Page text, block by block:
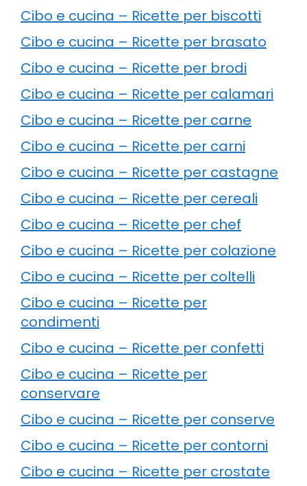
Cibo e cucina – Ricette per biscotti
Cibo e cucina – Ricette per brasato
Cibo e cucina – Ricette per brodi
Cibo e cucina – Ricette per calamari
Cibo e cucina – Ricette per carne
Cibo e cucina – Ricette per carni
Cibo e cucina – Ricette per castagne
Cibo e cucina – Ricette per cereali
Cibo e cucina – Ricette per chef
Cibo e cucina – Ricette per colazione
Cibo e cucina – Ricette per coltelli
Cibo e cucina – Ricette per
condimenti
Cibo e cucina – Ricette per confetti
Cibo e cucina – Ricette per
conservare
Cibo e cucina – Ricette per conserve
Cibo e cucina – Ricette per contorni
Cibo e cucina – Ricette per crostate